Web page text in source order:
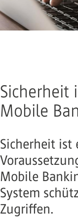
Sicherheit
Mobile
Sicherheit ist
Mobile
System
Zugriffen.